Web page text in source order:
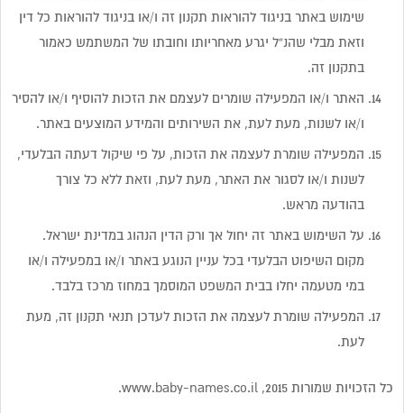
שימוש באתר בניגוד להוראות תקנון זה ו/או בניגוד להוראות כל דין
וזאת מבלי שהנ”ל יגרע מאחריותו וחובתו של המשתמש כאמור
בתקנון זה.
האתר ו/או המפעילה שומרים לעצמם את הזכות להוסיף ו/או להסיר
ו/או לשנות, מעת לעת, את השירותים והמידע המוצעים באתר.
המפעילה שומרת לעצמה את הזכות, על פי שיקול דעתה הבלעדי,
לשנות ו/או לסגור את האתר, מעת לעת, וזאת ללא כל צורך
בהודעה מראש.
על השימוש באתר זה יחול אך ורק הדין הנהוג במדינת ישראל.
מקום השיפוט הבלעדי בכל עניין הנוגע באתר ו/או במפעילה ו/או
במי מטעמה יחלו בבית המשפט המוסמך במחוז מרכז בלבד.
המפעילה שומרת לעצמה את הזכות לעדכן תנאי תקנון זה, מעת
לעת.
כל הזכויות שמורות 2015, www.baby-names.co.il.